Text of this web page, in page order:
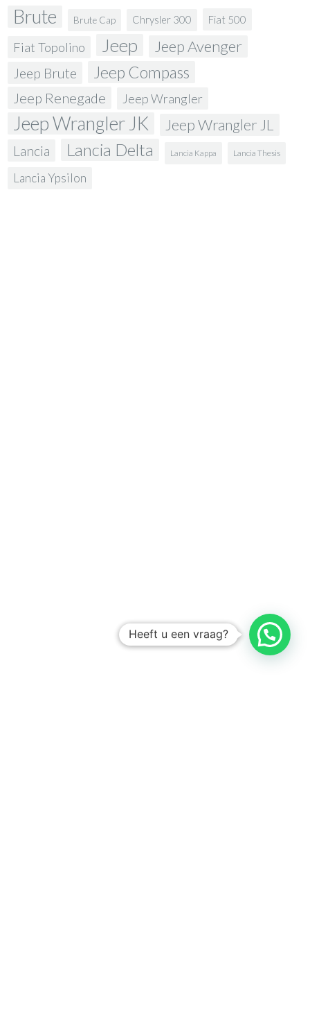
Brute Brute Cap Chrysler 300 Fiat 500
Fiat Topolino Jeep Jeep Avenger
Jeep Brute Jeep Compass
Jeep Renegade Jeep Wrangler
Jeep Wrangler JK Jeep Wrangler JL
Lancia Lancia Delta Lancia Kappa Lancia Thesis
Lancia Ypsilon
Heeft u een vraag?